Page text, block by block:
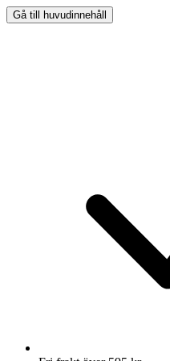
Gå till huvudinnehåll